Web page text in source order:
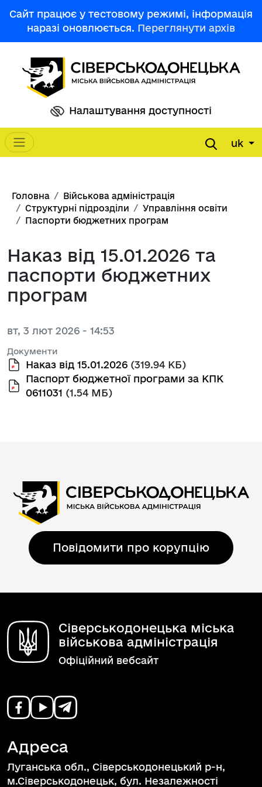
Сайт працює у тестовому режимі, інформація
наразі оновлюється. Переглянути архів
Налаштування доступності
Main navigation uk
Рядок навіґації
Головна
Військова адміністрація
Структурні підрозділи
Управління освіти
Паспорти бюджетних програм
Наказ від 15.01.2026 та
паспорти бюджетних
програм
вт, 3 лют 2026 - 14:53
Документи
Наказ від 15.01.2026 (319.94 КБ)
Паспорт бюджетної програми за КПК
0611031 (1.54 МБ)
Повідомити про корупцію
Сіверськодонецька міська
військова адміністрація
Офіційний вебсайт
Адреса
Луганська обл., Сіверськодонецький р-н,
м.Сіверськодонецьк, бул. Незалежності